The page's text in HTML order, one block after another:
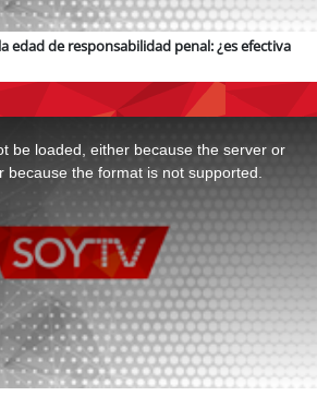
edad de responsabilidad penal: ¿es efectiva
be loaded, either because the server or
because the format is not supported.